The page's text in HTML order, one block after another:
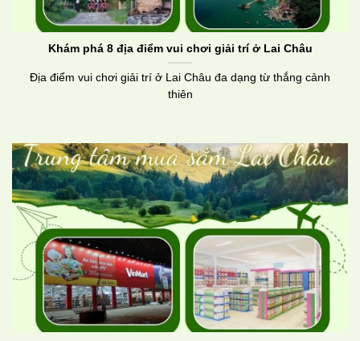
Khám phá 8 địa điểm vui chơi giải trí ở Lai Châu
Địa điểm vui chơi giải trí ở Lai Châu đa dạng từ thắng cảnh
thiên